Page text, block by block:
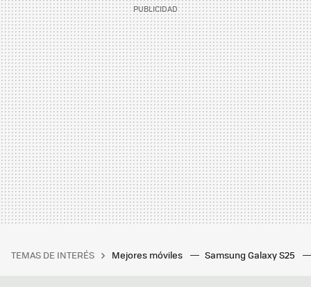
TEMAS DE INTERÉS Mejores móviles Samsung Galaxy S25